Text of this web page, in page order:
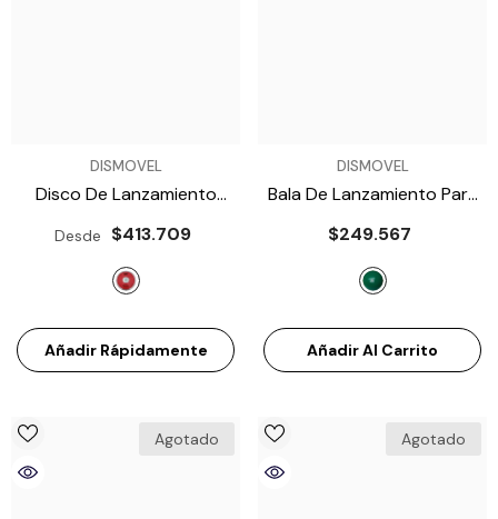
VENDEDOR:DISMOVEL
Disco De Lanzamiento
Para Atletismo ATE – 1.5
Kg- Rojo Escarlata
Desde $413.709
Añadir Rápidamente
VENDEDOR:DISMOVEL
Bala De Lanzamiento Para
Atletismo Miyagi
A8600600 – 6 Kg
$249.567
Añadir Al Carrito
Agotado Agotado